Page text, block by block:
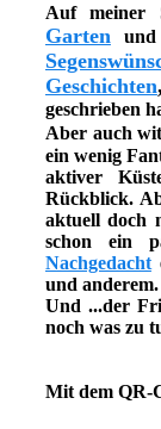
Auf meiner
Garten
Geschichten,
geschrieben
Aber auch
ein wenig
aktiver
Rückblick.
aktuell doch
schon ein
Nachgedacht
und anderem.
Und ...der
noch was zu
Mit dem QR-